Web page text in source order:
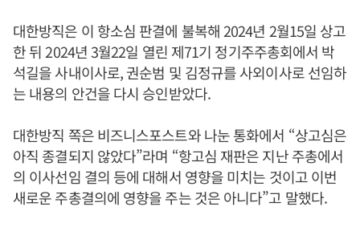
대한방직은 이 항소심 판결에 불복해 2024년 2월15일 상고
한 뒤 2024년 3월22일 열린 제71기 정기주주총회에서 박
석길을 사내이사로, 권순범 및 김정규를 사외이사로 선임하
는 내용의 안건을 다시 승인받았다.
대한방직 쪽은 비즈니스포스트와 나눈 통화에서 “상고심은
아직 종결되지 않았다”라며 “항고심 재판은 지난 주총에서
의 이사선임 결의 등에 대해서 영향을 미치는 것이고 이번
새로운 주총결의에 영향을 주는 것은 아니다”고 말했다.